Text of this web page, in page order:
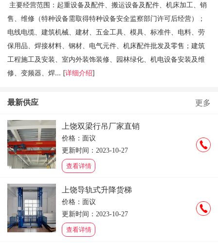
主要经营范围：起重设备及配件、搬运设备及配件、机床加工、销
售、维修（特种设备需取得特种设备安全监察部门许可后经营）；
电线电缆、建筑机械、建材、五金工具、模具、标准件、电料、劳
保用品、焊接材料、钢材、电气元件、机床配件批发及零售；建筑
工程施工及安装、室内外装饰装修、园林绿化、机电设备安装及维
修、变频器、焊... [详细介绍]
最新供应 更多
上饶双梁行吊厂家直销
价格：面议
更新时间：2023-10-27
查看详情
上饶导轨式升降货梯
价格：面议
更新时间：2023-10-27
查看详情